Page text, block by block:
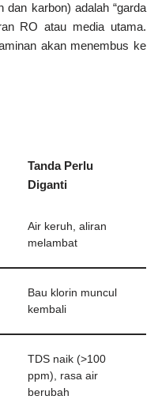
dan karbon) adalah “garda
RO atau media utama.
akan menembus ke
Tanda Perlu
Diganti
Air keruh, aliran
melambat
Bau klorin muncul
kembali
TDS naik (>100
ppm), rasa air
berubah